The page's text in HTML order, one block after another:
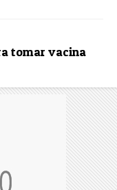
tomar vacina